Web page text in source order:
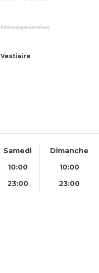
Ménage inclus
Vestiaire
Samedi
Dimanche
10:00
10:00
23:00 23:00